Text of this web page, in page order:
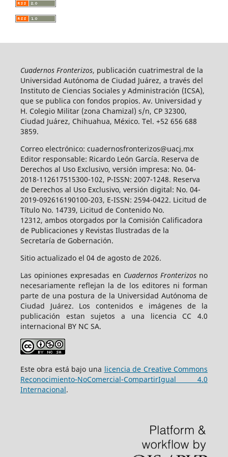
Cuadernos Fronterizos, publicación cuatrimestral de la
Universidad Autónoma de Ciudad Juárez, a través del
Instituto de Ciencias Sociales y Administración (ICSA),
que se publica con fondos propios. Av. Universidad y
H. Colegio Militar (zona Chamizal) s/n, CP 32300,
Ciudad Juárez, Chihuahua, México. Tel. +52 656 688
3859.
Correo electrónico: cuadernosfronterizos@uacj.mx
Editor responsable: Ricardo León García. Reserva de
Derechos al Uso Exclusivo, versión impresa: No. 04-
2018-112617515300-102, P-ISSN: 2007-1248. Reserva
de Derechos al Uso Exclusivo, versión digital: No. 04-
2019-092616190100-203, E-ISSN: 2594-0422. Licitud de
Título No. 14739, Licitud de Contenido No.
12312, ambos otorgados por la Comisión Calificadora
de Publicaciones y Revistas Ilustradas de la
Secretaría de Gobernación.
Sitio actualizado el 04 de agosto de 2026.
Las opiniones expresadas en Cuadernos Fronterizosno
necesariamente reflejan la de los editores ni forman
parte de una postura de la Universidad Autónoma de
Ciudad Juárez. Los contenidos e imágenes de la
publicación estan sujetos a una licencia CC 4.0
internacional BY NC SA.
Este obra está bajo una licencia de Creative Commons
Reconocimiento-NoComercial-CompartirIgual 4.0
Internacional.